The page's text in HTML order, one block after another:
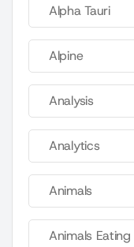
Alpha Tauri
Alpine
Analysis
Analytics
Animals
Animals Eating